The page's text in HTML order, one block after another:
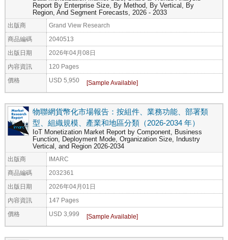
Report By Enterprise Size, By Method, By Vertical, By
Region, And Segment Forecasts, 2026 - 2033
出版商 Grand View Research
商品編碼 2040513
出版日期 2026年04月08日
內容資訊 120 Pages
價格 USD 5,950
物聯網貨幣化市場報告：按組件、業務功能、部署類
型、組織規模、產業和地區分類（2026-2034 年）
IoT Monetization Market Report by Component, Business
Function, Deployment Mode, Organization Size, Industry
Vertical, and Region 2026-2034
出版商 IMARC
商品編碼 2032361
出版日期 2026年04月01日
內容資訊 147 Pages
價格 USD 3,999